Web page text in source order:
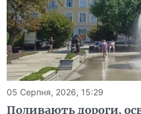
05 Серпня, 2026, 15:29
Поливають дороги,